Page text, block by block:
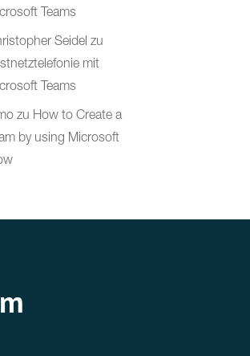
Teams
Seidel zu
mit
Teams
zu How to Create a
by using Microsoft